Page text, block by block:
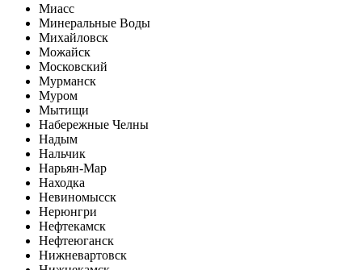
Миасс
Минеральные Воды
Михайловск
Можайск
Московский
Мурманск
Муром
Мытищи
Набережные Челны
Надым
Нальчик
Нарьян-Мар
Находка
Невиномысск
Нерюнгри
Нефтекамск
Нефтеюганск
Нижневартовск